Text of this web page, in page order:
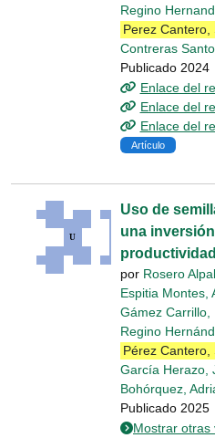
Regino
Perez Cantero,
Contreras
Publicado 2024
Enlace del
Enlace del
Enlace del
Artículo
Uso de
una
por Rosero
Espitia Montes,
Gámez
Regino
Pérez Cantero,
García Herazo,
Bohórquez,
Publicado 2025
Mostrar otras